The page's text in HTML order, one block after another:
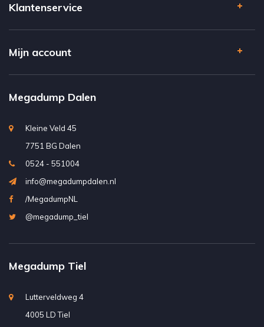
Klantenservice
Mijn account
Megadump Dalen
Kleine Veld 45
7751 BG Dalen
0524 - 551004
info@megadumpdalen.nl
/MegadumpNL
@megadump_tiel
Megadump Tiel
Lutterveldweg 4
4005 LD Tiel